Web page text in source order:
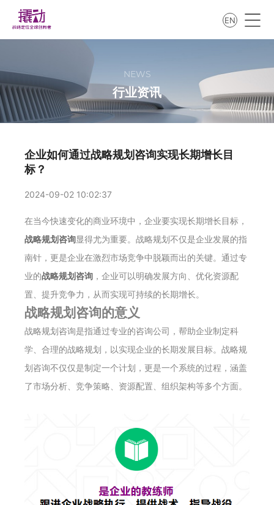
EN
NEWS
行业资讯
企业如何通过战略规划咨询实现长期增长目
标？
2024-09-02 10:02:37
在当今快速变化的商业环境中，企业要实现长期增长目标，
战略规划咨询显得尤为重要。战略规划不仅是企业发展的指
南针，更是企业在激烈市场竞争中脱颖而出的关键。通过专
业的战略规划咨询 ，企业可以明确发展方向、优化资源配
置、提升竞争力，从而实现可持续的长期增长。
战略规划咨询的意义
战略规划咨询是指通过专业的咨询公司，帮助企业制定科
学、合理的战略规划，以实现企业的长期发展目标。战略规
划咨询不仅仅是制定一个计划，更是一个系统的过程，涵盖
了市场分析、竞争策略、资源配置、组织架构等多个方面。